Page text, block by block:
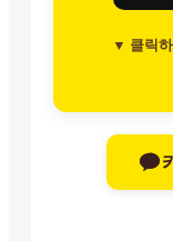
▼ 클릭